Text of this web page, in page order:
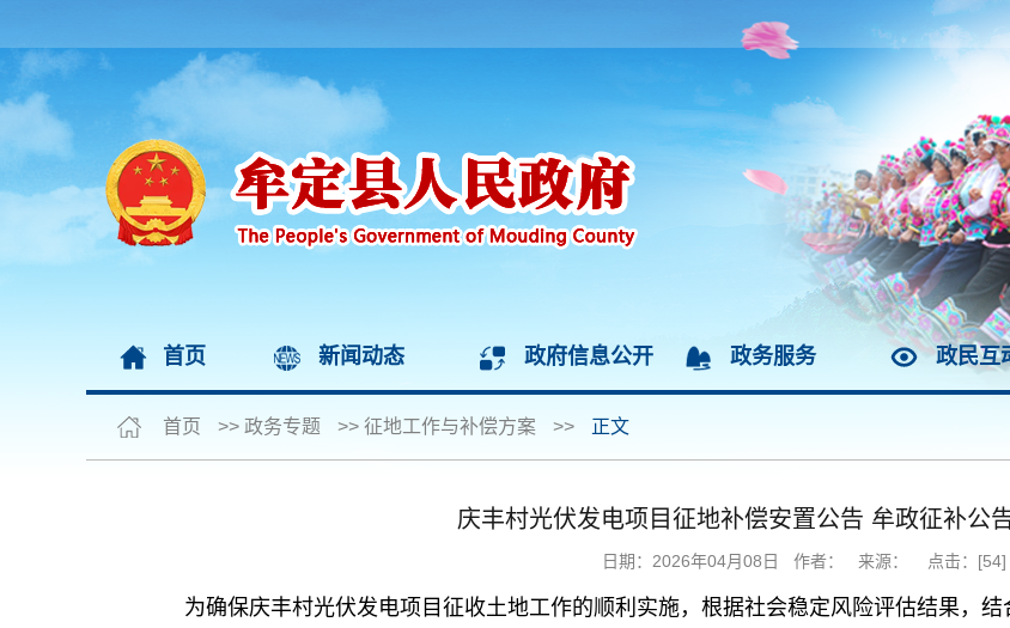
首页 新闻动态 政府信息公开 政务服务 政民互
首页 >> 政务专题 >> 征地工作与补偿方案 >> 正文
庆丰村光伏发电项目征地补偿安置公告 牟政征补公
日期：2026年04月08日 作者： 来源： 点击：[54]
为确保庆丰村光伏发电项目征收土地工作的顺利实施，根据社会稳定风险评估结果，